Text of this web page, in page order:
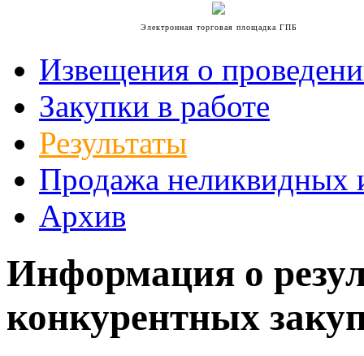
Электронная торговая площадка ГПБ
Извещения о
Закупки в работе
Результаты
Продажа
Архив
Информация о
конкурентных